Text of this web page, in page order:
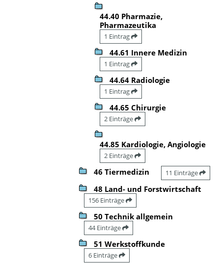
44.40 Pharmazie,
Pharmazeutika
1 Eintrag
44.61 Innere Medizin
1 Eintrag
44.64 Radiologie
1 Eintrag
44.65 Chirurgie
2 Einträge
44.85 Kardiologie, Angiologie
2 Einträge
46 Tiermedizin 11 Einträge
48 Land- und Forstwirtschaft
156 Einträge
50 Technik allgemein
44 Einträge
51 Werkstoffkunde
6 Einträge